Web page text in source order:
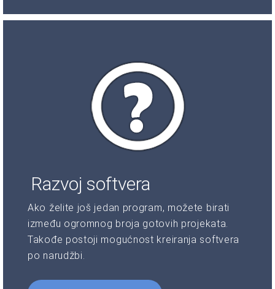
Razvoj softvera
Ako želite još jedan program, možete birati
između ogromnog broja gotovih projekata.
Takođe postoji mogućnost kreiranja softvera
po narudžbi.